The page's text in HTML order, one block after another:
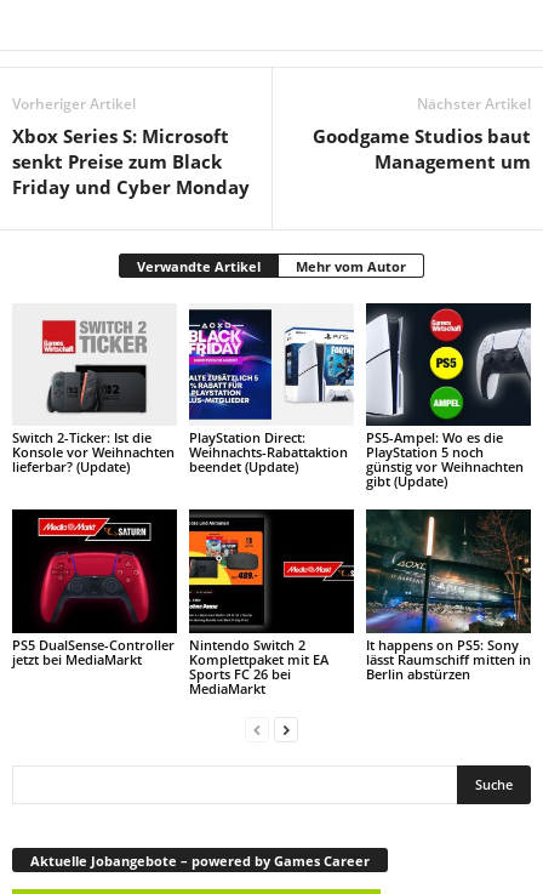
Vorheriger Artikel
Xbox Series S: Microsoft
senkt Preise zum Black
Friday und Cyber Monday
Nächster Artikel
Goodgame Studios baut
Management um
Verwandte Artikel Mehr vom Autor
Switch 2-Ticker: Ist die
Konsole vor Weihnachten
lieferbar? (Update)
PlayStation Direct:
Weihnachts-Rabattaktion
beendet (Update)
PS5-Ampel: Wo es die
PlayStation 5 noch
günstig vor Weihnachten
gibt (Update)
PS5 DualSense-Controller
jetzt bei MediaMarkt
Nintendo Switch 2
Komplettpaket mit EA
Sports FC 26 bei
MediaMarkt
It happens on PS5: Sony
lässt Raumschiff mitten in
Berlin abstürzen
Aktuelle Jobangebote – powered by Games Career